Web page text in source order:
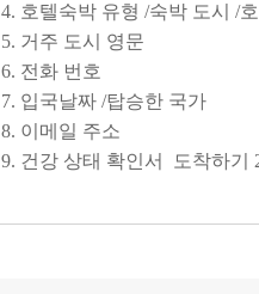
4. 호텔숙박 유형 /숙박 도시 /
5. 거주 도시 영문
6. 전화 번호
7. 입국날짜 /탑승한 국가
8. 이메일 주소
9. 건강 상태 확인서 도착하기